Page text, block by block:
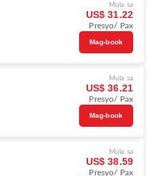
Mula sa
US$ 31.22
Presyo/ Pax
Mag-book
Mula sa
US$ 36.21
Presyo/ Pax
Mag-book
Mula sa
US$ 38.59
Presyo/ Pax